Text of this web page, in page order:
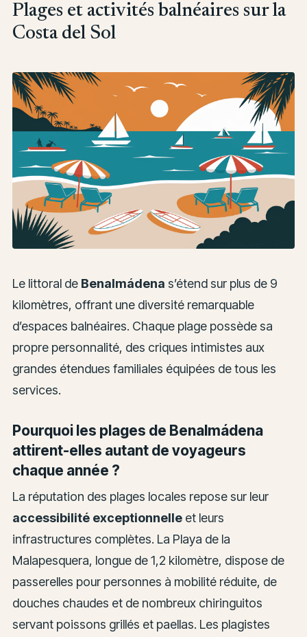
Plages et activités balnéaires sur la
Costa del Sol
Le littoral de Benalmádena s’étend sur plus de 9
kilomètres, offrant une diversité remarquable
d’espaces balnéaires. Chaque plage possède sa
propre personnalité, des criques intimistes aux
grandes étendues familiales équipées de tous les
services.
Pourquoi les plages de Benalmádena
attirent-elles autant de voyageurs
chaque année ?
La réputation des plages locales repose sur leur
accessibilité exceptionnelleet leurs
infrastructures complètes. La Playa de la
Malapesquera, longue de 1,2 kilomètre, dispose de
passerelles pour personnes à mobilité réduite, de
douches chaudes et de nombreux chiringuitos
servant poissons grillés et paellas. Les plagistes